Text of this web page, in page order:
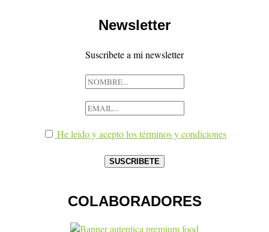
Newsletter
Suscribete a mi newsletter
He leído y acepto los términos y condiciones
COLABORADORES